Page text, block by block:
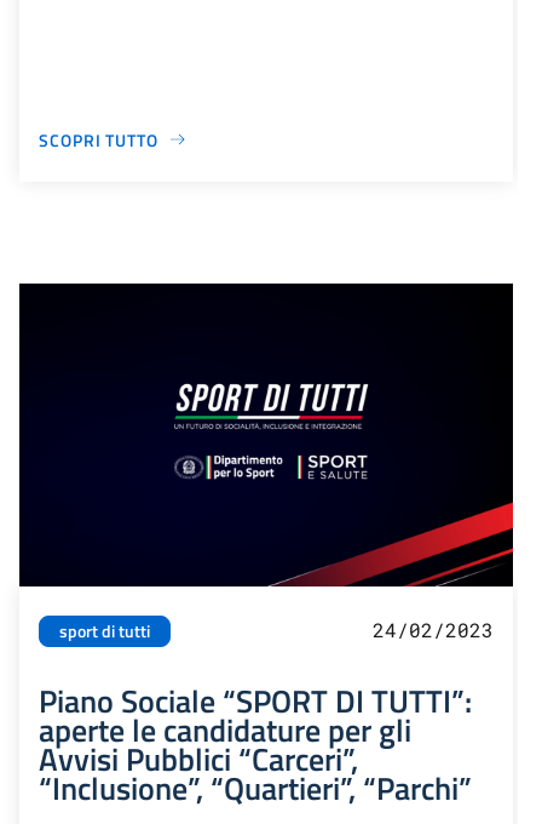
SCOPRI TUTTO
sport di tutti 24/02/2023
Piano Sociale “SPORT DI TUTTI”:
aperte le candidature per gli
Avvisi Pubblici “Carceri”,
“Inclusione”, “Quartieri”, “Parchi”